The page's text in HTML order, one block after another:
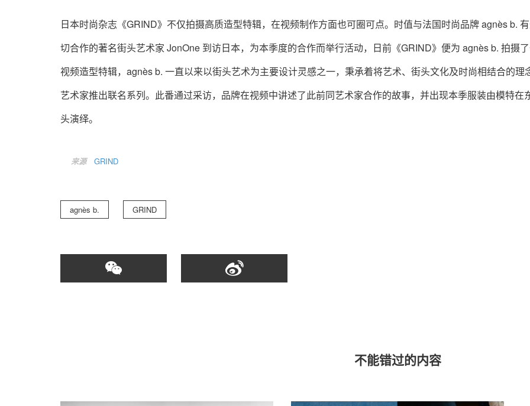
日本时尚杂志《GRIND》不仅拍摄高质造型特辑，在视频制作方面也可圈可点。时值与法国时尚品牌 agnès b.
切合作的著名街头艺术家 JonOne 到访日本，为本季度的合作而举行活动，日前《GRIND》便为 agnès b. 拍摄
视频造型特辑，agnès b. 一直以来以街头艺术为主要设计灵感之一，秉承着将艺术、街头文化及时尚相结合的理
艺术家推出联名系列。此番通过采访，品牌在视频中讲述了此前同艺术家合作的故事，并出现本季服装由模特在
头演绎。
来源 GRIND
agnès b. GRIND
不能错过的内容